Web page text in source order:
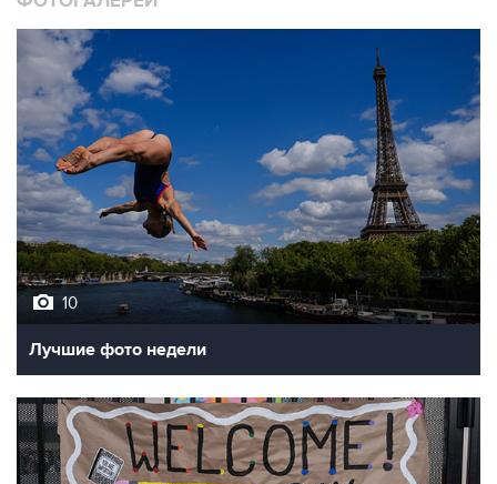
10
Лучшие фото недели